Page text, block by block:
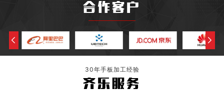
合作客户
30年手板加工经验
齐乐服务